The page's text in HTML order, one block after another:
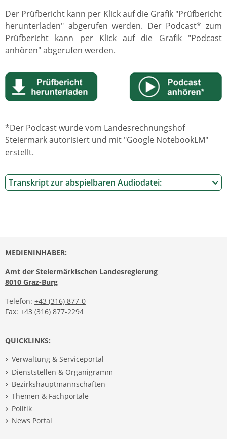
Der Prüfbericht kann per Klick auf die Grafik "Prüfbericht
herunterladen" abgerufen werden. Der Podcast* zum
Prüfbericht kann per Klick auf die Grafik "Podcast
anhören" abgerufen werden.
*Der Podcast wurde vom Landesrechnungshof
Steiermark autorisiert und mit "Google NotebookLM"
erstellt.
Transkript zur abspielbaren Audiodatei:
MEDIENINHABER:
Amt der Steiermärkischen Landesregierung
8010 Graz-Burg
Telefon: +43 (316) 877-0
Fax: +43 (316) 877-2294
QUICKLINKS:
Verwaltung & Serviceportal
Dienststellen & Organigramm
Bezirkshauptmannschaften
Themen & Fachportale
Politik
News Portal